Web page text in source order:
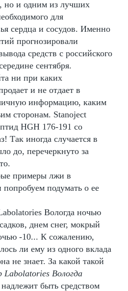
но и одним из лучших
для
сердца и сосудов. Именно
прогнозировали
средств с российского
сентября.
ни при каких
и не отдает в
информацию, каким
сторонам. Stanoject
HGH 176-191 со
Так иногда случается в
до, перечеркнуто за
примеры лжи в
подумать о ее
Вологда ночью
днем снег, мокрый
-10... К сожалению,
ли ему из одного вклада
не знает. За какой такой
Labolatories Вологда
быть средством